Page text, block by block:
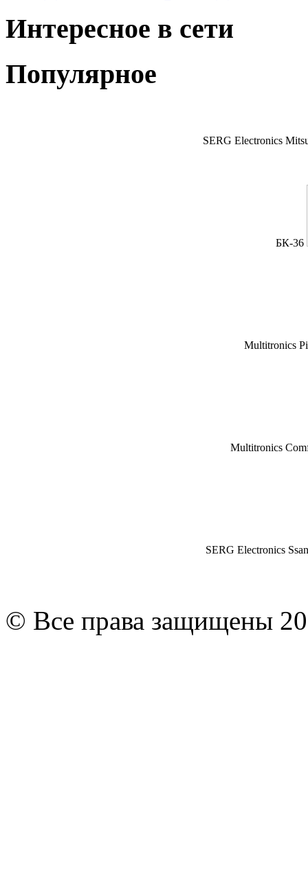
Интересное в сети
Популярное
SERG Electronics
БК-36
Multitronics
Multitronics
SERG Electronics
© Все права защищены